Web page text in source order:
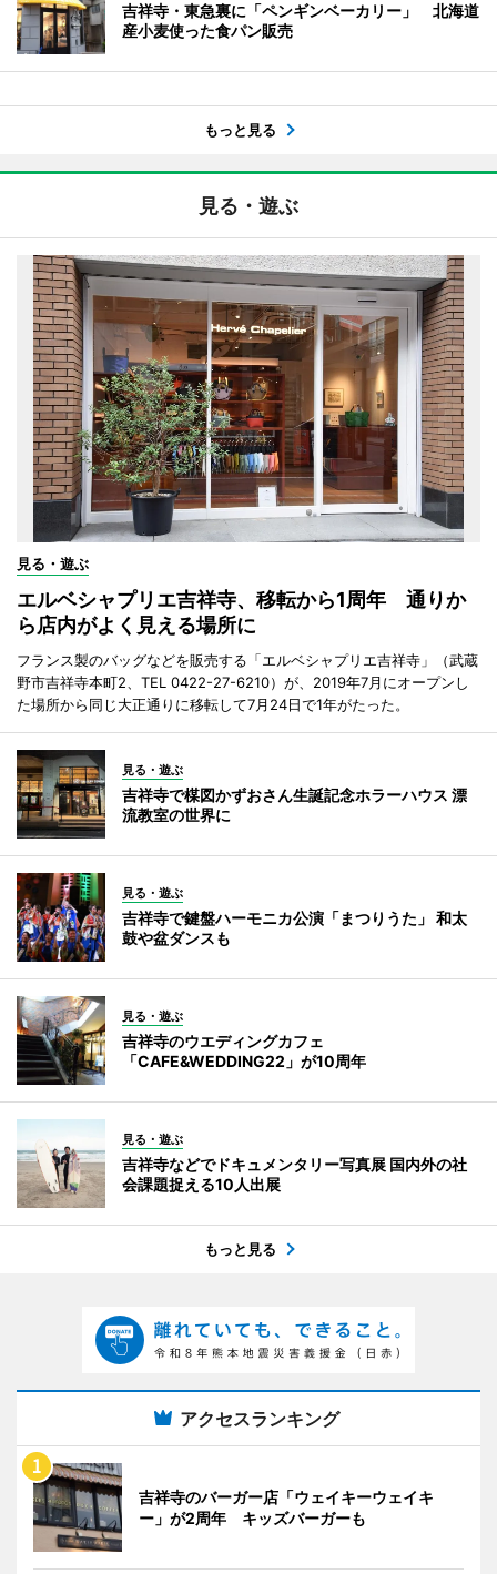
吉祥寺・東急裏に「ペンギンベーカリー」 北海道
産小麦使った食パン販売
もっと見る
見る・遊ぶ
見る・遊ぶ
エルベシャプリエ吉祥寺、移転から1周年 通りか
ら店内がよく見える場所に
フランス製のバッグなどを販売する「エルベシャプリエ吉祥寺」（武蔵
野市吉祥寺本町2、TEL 0422-27-6210）が、2019年7月にオープンし
た場所から同じ大正通りに移転して7月24日で1年がたった。
見る・遊ぶ
吉祥寺で楳図かずおさん生誕記念ホラーハウス 漂
流教室の世界に
見る・遊ぶ
吉祥寺で鍵盤ハーモニカ公演「まつりうた」 和太
鼓や盆ダンスも
見る・遊ぶ
吉祥寺のウエディングカフェ
「CAFE&WEDDING22」が10周年
見る・遊ぶ
吉祥寺などでドキュメンタリー写真展 国内外の社
会課題捉える10人出展
もっと見る
アクセスランキング
吉祥寺のバーガー店「ウェイキーウェイキ
ー」が2周年 キッズバーガーも